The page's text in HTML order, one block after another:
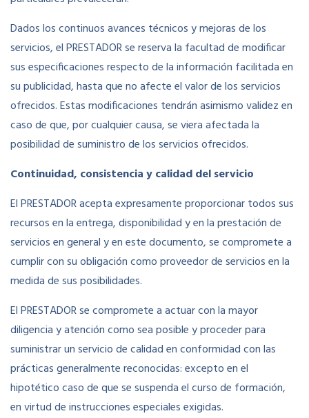
Dados los continuos avances técnicos y mejoras de los
servicios, el PRESTADOR se reserva la facultad de modificar
sus especificaciones respecto de la información facilitada en
su publicidad, hasta que no afecte el valor de los servicios
ofrecidos. Estas modificaciones tendrán asimismo validez en
caso de que, por cualquier causa, se viera afectada la
posibilidad de suministro de los servicios ofrecidos.
Continuidad, consistencia y calidad del servicio
El PRESTADOR acepta expresamente proporcionar todos sus
recursos en la entrega, disponibilidad y en la prestación de
servicios en general y en este documento, se compromete a
cumplir con su obligación como proveedor de servicios en la
medida de sus posibilidades.
El PRESTADOR se compromete a actuar con la mayor
diligencia y atención como sea posible y proceder para
suministrar un servicio de calidad en conformidad con las
prácticas generalmente reconocidas: excepto en el
hipotético caso de que se suspenda el curso de formación,
en virtud de instrucciones especiales exigidas.